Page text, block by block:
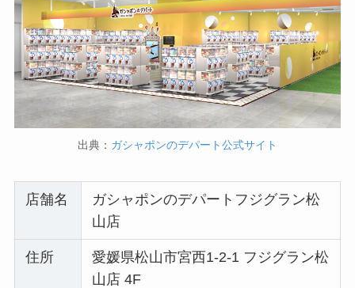
出典： ガシャポンのデパート公式サイト
店舗名
ガシャポンのデパートフジグラン松
山店
住所
愛媛県松山市宮西1-2-1 フジグラン松
山店 4F